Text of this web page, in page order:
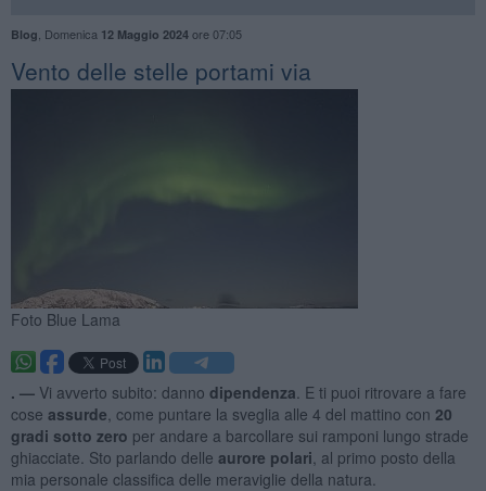
Blog Domenica 12 Maggio 2024ore 07:05
Vento delle stelle portami via
Foto Blue Lama
. — Vi avverto subito: danno dipendenza . E ti puoi ritrovare a fare
cose assurde , come puntare la sveglia alle 4 del mattino con 20
gradi sotto zero per andare a barcollare sui ramponi lungo strade
ghiacciate. Sto parlando delle aurore polari , al primo posto della
mia personale classifica delle meraviglie della natura.